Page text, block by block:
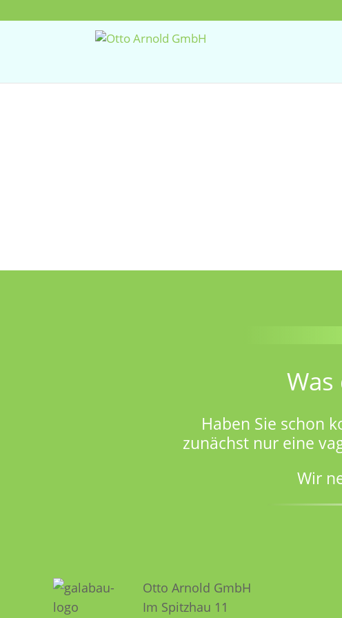
Haben Sie schon
zunächst nur eine
Wir
Otto Arnold GmbH
Im Spitzhau 11